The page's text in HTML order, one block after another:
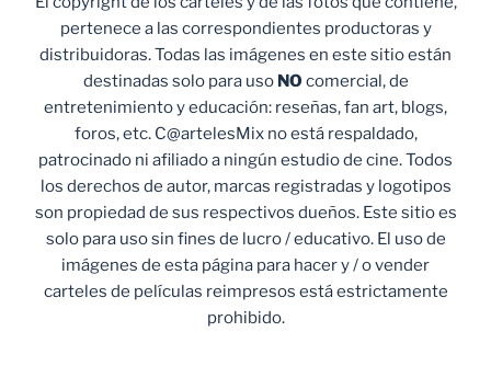
pertenece a las correspondientes productoras y
distribuidoras. Todas las imágenes en este sitio están
destinadas solo para uso NO comercial, de
entretenimiento y educación: reseñas, fan art, blogs,
foros, etc. C@artelesMix no está respaldado,
patrocinado ni afiliado a ningún estudio de cine. Todos
los derechos de autor, marcas registradas y logotipos
son propiedad de sus respectivos dueños. Este sitio es
solo para uso sin fines de lucro / educativo. El uso de
imágenes de esta página para hacer y / o vender
carteles de películas reimpresos está estrictamente
prohibido.